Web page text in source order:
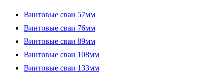
Винтовые сваи 57мм
Винтовые сваи 76мм
Винтовые сваи 89мм
Винтовые сваи 108мм
Винтовые сваи 133мм